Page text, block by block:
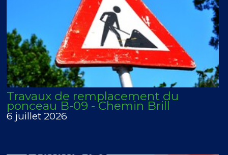
Travaux de remplacement du
ponceau B-09 - Chemin Brill
6 juillet 2026